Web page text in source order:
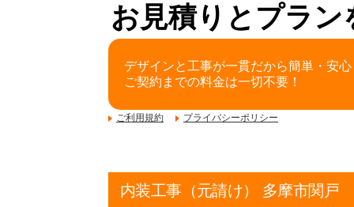
お見積りとプラン
デザインと工事が一貫だから簡単・安心
ご契約までの料金は一切不要！
ご利用規約 プライバシーポリシー
内装工事（元請け） 多摩市関戸